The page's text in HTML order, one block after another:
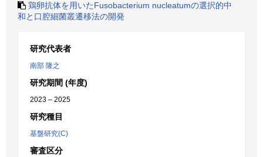
鶏卵抗体を用いたFusobacterium nucleatumの選択的中
和と口腔細菌叢遷移法の開発
研究代表者
南部 隆之
研究期間 (年度)
2023 – 2025
研究種目
基盤研究(C)
審査区分